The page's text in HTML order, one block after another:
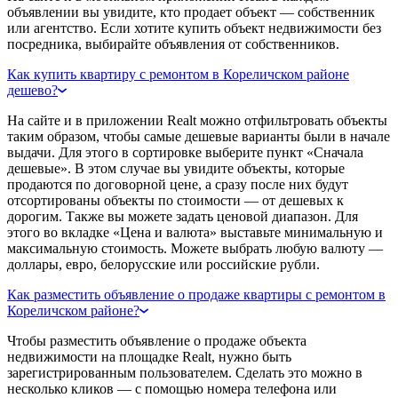
объявлении вы увидите, кто продает объект — собственник
или агентство. Если хотите купить объект недвижимости без
посредника, выбирайте объявления от собственников.
Как купить квартиру с ремонтом в Кореличском районе
дешево?
На сайте и в приложении Realt можно отфильтровать объекты
таким образом, чтобы самые дешевые варианты были в начале
выдачи. Для этого в сортировке выберите пункт «Сначала
дешевые». В этом случае вы увидите объекты, которые
продаются по договорной цене, а сразу после них будут
отсортированы объекты по стоимости — от дешевых к
дорогим. Также вы можете задать ценовой диапазон. Для
этого во вкладке «Цена и валюта» выставьте минимальную и
максимальную стоимость. Можете выбрать любую валюту —
доллары, евро, белорусские или российские рубли.
Как разместить объявление о продаже квартиры с ремонтом в
Кореличском районе?
Чтобы разместить объявление о продаже объекта
недвижимости на площадке Realt, нужно быть
зарегистрированным пользователем. Сделать это можно в
несколько кликов — с помощью номера телефона или